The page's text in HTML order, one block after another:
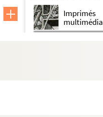
Imprimés
multimédia